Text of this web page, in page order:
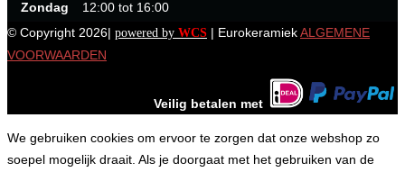
Zondag
12:00 tot 16:00
© Copyright 2026| powered by WCS | EurokeramiekALGEMENE
VOORWAARDEN
Veilig betalen met
We gebruiken cookies om ervoor te zorgen dat onze webshop zo
soepel mogelijk draait. Als je doorgaat met het gebruiken van de